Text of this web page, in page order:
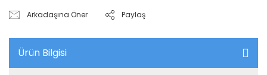
Arkadaşına Öner Paylaş
Ürün Bilgisi